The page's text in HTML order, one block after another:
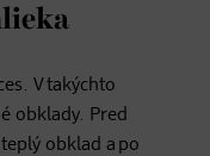
V takýchto
obklady. Pred
obklad a po